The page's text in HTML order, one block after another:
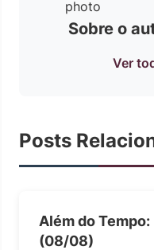
Sobre o
Ver
Posts
Além do
(08/08)